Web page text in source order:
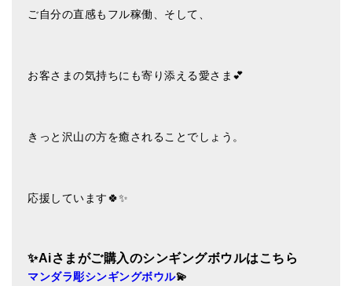
ご自分の直感もフル稼働、そして、
お客さまの気持ちにも寄り添える愛さま💕
きっと沢山の方を癒されることでしょう。
応援しています🍀✨
✨Aiさまがご購入のシンギングボウルはこちら
マンダラ彫シンギングボウル💫